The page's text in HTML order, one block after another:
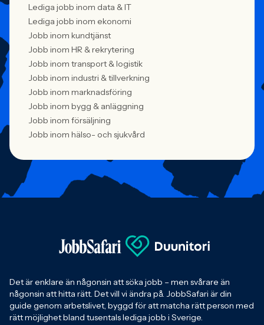
Lediga jobb inom data & IT
Lediga jobb inom ekonomi
Jobb inom kundtjänst
Jobb inom HR & rekrytering
Jobb inom transport & logistik
Jobb inom industri & tillverkning
Jobb inom marknadsföring
Jobb inom bygg & anläggning
Jobb inom försäljning
Jobb inom hälso- och sjukvård
Det är enklare än någonsin att söka jobb – men svårare än
någonsin att hitta rätt. Det vill vi ändra på. JobbSafari är din
guide genom arbetslivet, byggd för att matcha rätt person med
rätt möjlighet bland tusentals lediga jobb i Sverige.